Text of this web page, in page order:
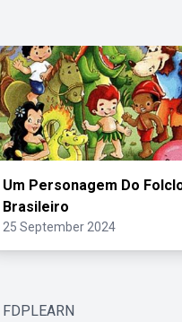
Um Personagem Do
Brasileiro
25 September 2024
FDPLEARN